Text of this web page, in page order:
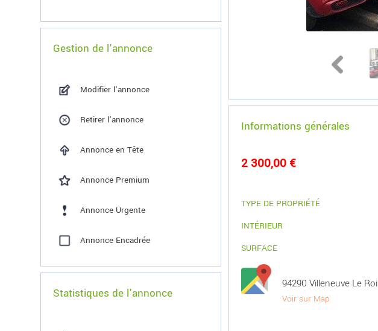
Gestion de l'annonce
Modifier l'annonce
Retirer l'annonce
Annonce en Tête
Annonce Premium
Annonce Urgente
Annonce Encadrée
Statistiques de l'annonce
Informations générales
2 300,00 €
TYPE DE PROPRIÉTÉ
INTÉRIEUR
SURFACE
94290 Villeneuve Le Roi
Voir sur Map